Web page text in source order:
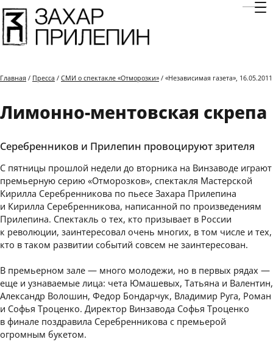
Главная / Пресса / СМИ о спектакле «Отморозки» / «Независимая газета», 16.05.2011
Лимонно-ментовская скрепа
Серебренников и Прилепин провоцируют зрителя
С пятницы прошлой недели до вторника на Винзаводе играют
премьерную серию «Отморозков», спектакля Мастерской
Кирилла Серебренникова по пьесе Захара Прилепина
и Кирилла Серебренникова, написанной по произведениям
Прилепина. Спектакль о тех, кто призывает в России
к революции, заинтересовал очень многих, в том числе и тех,
кто в таком развитии событий совсем не заинтересован.
В премьерном зале — много молодежи, но в первых рядах —
еще и узнаваемые лица: чета Юмашевых, Татьяна и Валентин,
Александр Волошин, Федор Бондарчук, Владимир Руга, Роман
и Софья Троценко. Директор Винзавода Софья Троценко
в финале поздравила Серебренникова с премьерой
огромным букетом.